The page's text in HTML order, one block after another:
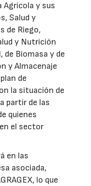
Agrícola y sus
Salud y
de Riego,
y Nutrición
de Biomasa y de
y Almacenaje
de
la situación de
partir de las
quienes
el sector
en las
asociada,
lo que